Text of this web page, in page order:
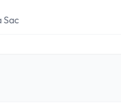
Sac